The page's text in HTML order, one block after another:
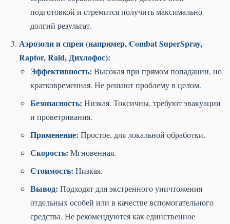
подготовкой и стремится получить максимально
долгий результат.
Аэрозоли и спреи (например, Combat SuperSpray,
Raptor, Raid, Дихлофос):
Эффективность: Высокая при прямом попадании, но
кратковременная. Не решают проблему в целом.
Безопасность: Низкая. Токсичны, требуют эвакуации
и проветривания.
Применение: Простое, для локальной обработки.
Скорость: Мгновенная.
Стоимость: Низкая.
Вывод: Подходят для экстренного уничтожения
отдельных особей или в качестве вспомогательного
средства. Не рекомендуются как единственное